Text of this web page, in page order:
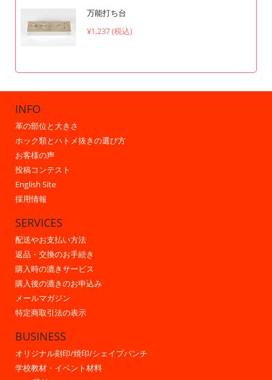
万能打ち台
¥1,237 (税込)
INFO
革の部位と大きさ
ホック類とハトメ抜きの選び方
お客様の声
投稿コンテスト
English Site
採用情報
SERVICES
配送やお支払い方法
返品・交換のお手続き
購入時の漉きサービス
購入後の漉きのお申込み
メールマガジン
特定商取引法の表示
BUSINESS
オリジナル刻印/焼印/シェイプパンチ
学校教材・イベント材料